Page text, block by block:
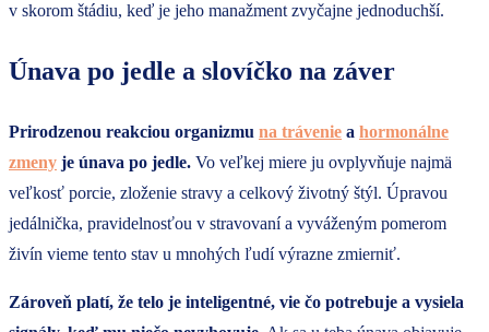
v skorom štádiu, keď je jeho manažment zvyčajne jednoduchší.
Únava po jedle a slovíčko na záver
Prirodzenou reakciou organizmu na trávenie a hormonálne
zmeny je únava po jedle. Vo veľkej miere ju ovplyvňuje najmä
veľkosť porcie, zloženie stravy a celkový životný štýl. Úpravou
jedálnička, pravidelnosťou v stravovaní a vyváženým pomerom
živín vieme tento stav u mnohých ľudí výrazne zmierniť.
Zároveň platí, že telo je inteligentné, vie čo potrebuje a vysiela